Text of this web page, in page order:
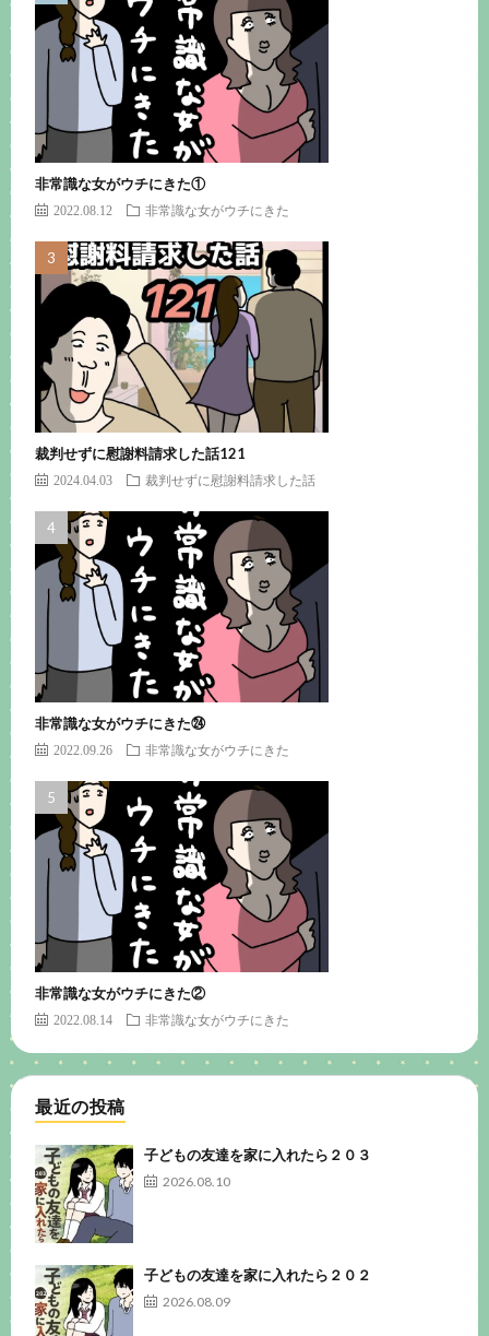
非常識な女がウチにきた①
2022.08.12 非常識な女がウチにきた
裁判せずに慰謝料請求した話121
2024.04.03 裁判せずに慰謝料請求した話
非常識な女がウチにきた㉔
2022.09.26 非常識な女がウチにきた
非常識な女がウチにきた②
2022.08.14 非常識な女がウチにきた
最近の投稿
子どもの友達を家に入れたら２０３
2026.08.10
子どもの友達を家に入れたら２０２
2026.08.09